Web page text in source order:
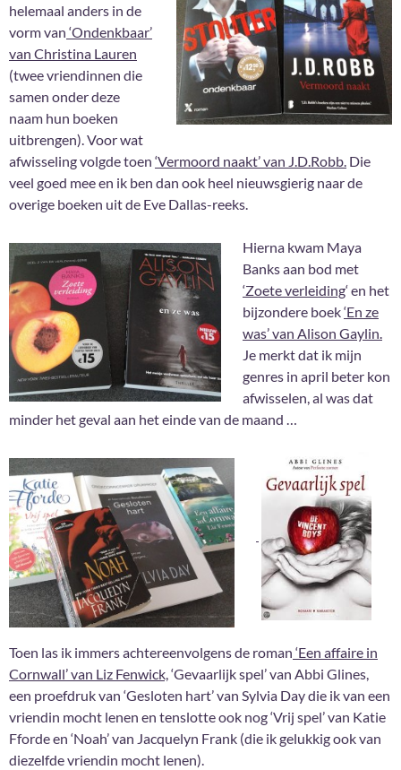
helemaal anders in de
vorm van ‘Ondenkbaar’
van Christina Lauren
(twee vriendinnen die
samen onder deze
naam hun boeken
uitbrengen). Voor wat
afwisseling volgde toen ‘Vermoord naakt’ van J.D.Robb. Die
veel goed mee en ik ben dan ook heel nieuwsgierig naar de
overige boeken uit de Eve Dallas-reeks.
Hierna kwam Maya
Banks aan bod met
‘Zoete verleiding‘ en het
bijzondere boek‘En ze
was’ van Alison Gaylin.
Je merkt dat ik mijn
genres in april beter kon
afwisselen, al was dat
minder het geval aan het einde van de maand …
Toen las ik immers achtereenvolgens de roman ‘Een affaire in
Cornwall’ van Liz Fenwick,‘Gevaarlijk spel’ van Abbi Glines,
een proefdruk van ‘Gesloten hart’ van Sylvia Day die ik van een
vriendin mocht lenen en tenslotte ook nog ‘Vrij spel’ van Katie
Fforde en ‘Noah’ van Jacquelyn Frank (die ik gelukkig ook van
diezelfde vriendin mocht lenen).